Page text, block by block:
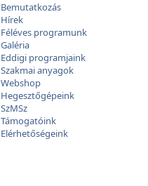
Bemutatkozás
Hírek
Féléves programunk
Galéria
Eddigi programjaink
Szakmai anyagok
Webshop
Hegesztőgépeink
SzMSz
Támogatóink
Elérhetőségeink